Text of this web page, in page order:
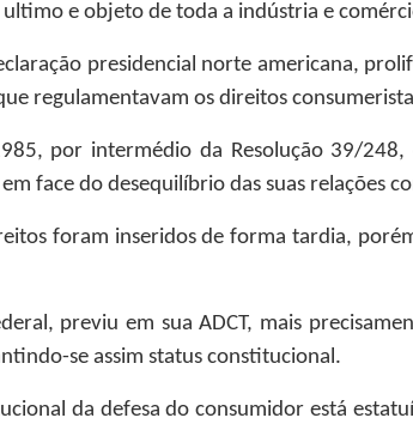
e objeto de toda a indústria e
presidencial norte americana,
regulamentavam os direitos
por intermédio da Resolução 39/
face do desequilíbrio das suas relações
foram inseridos de forma tardia,
previu em sua ADCT, mais
se assim status constitucional.
da defesa do consumidor está